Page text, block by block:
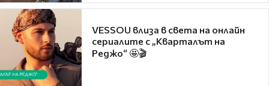
VESSOU влиза в света на онлайн
сериалите с „Кварталът на
Реджо“ 🤩🎬